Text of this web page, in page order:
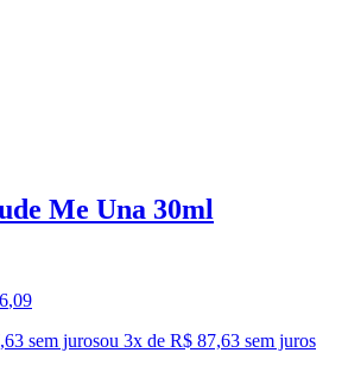
Me Una 30ml
,09
sem jurosou 3x de R$ 87,63 sem juros